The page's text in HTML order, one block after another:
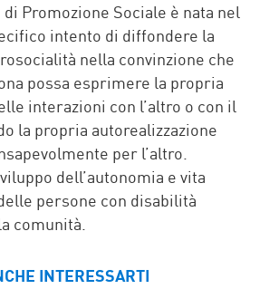
di Promozione Sociale è nata nel
intento di diffondere la
nella convinzione che
possa esprimere la propria
interazioni con l’altro o con il
la propria autorealizzazione
per l’altro.
dell’autonomia e vita
persone con disabilità
comunità.
INTERESSARTI